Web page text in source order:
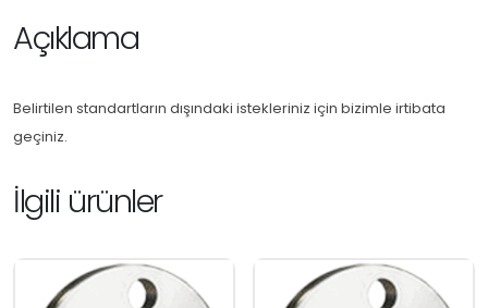
Açıklama
Belirtilen standartların dışındaki istekleriniz için bizimle irtibata
geçiniz.
İlgili ürünler